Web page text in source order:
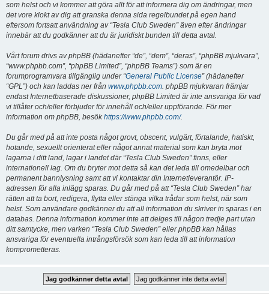
som helst och vi kommer att göra allt för att informera dig om ändringar, men
det vore klokt av dig att granska denna sida regelbundet på egen hand
eftersom fortsatt användning av “Tesla Club Sweden” även efter ändringar
innebär att du godkänner att du är juridiskt bunden till detta avtal.
Vårt forum drivs av phpBB (hädanefter “de”, “dem”, “deras”, “phpBB mjukvara”,
“www.phpbb.com”, “phpBB Limited”, “phpBB Teams”) som är en
forumprogramvara tillgänglig under “General Public License” (hädanefter
“GPL”) och kan laddas ner från www.phpbb.com. phpBB mjukvaran främjar
endast Internetbaserade diskussioner, phpBB Limited är inte ansvariga för vad
vi tillåter och/eller förbjuder för innehåll och/eller uppförande. För mer
information om phpBB, besökhttps://www.phpbb.com/.
Du går med på att inte posta något grovt, obscent, vulgärt, förtalande, hatiskt,
hotande, sexuellt orienterat eller något annat material som kan bryta mot
lagarna i ditt land, lagar i landet där “Tesla Club Sweden” finns, eller
internationell lag. Om du bryter mot detta så kan det leda till omedelbar och
permanent bannlysning samt att vi kontaktar din Internetleverantör. IP-
adressen för alla inlägg sparas. Du går med på att “Tesla Club Sweden” har
rätten att ta bort, redigera, flytta eller stänga vilka trådar som helst, när som
helst. Som användare godkänner du att all information du skriver in sparas i en
databas. Denna information kommer inte att delges till någon tredje part utan
ditt samtycke, men varken “Tesla Club Sweden” eller phpBB kan hållas
ansvariga för eventuella intrångsförsök som kan leda till att information
komprometteras.